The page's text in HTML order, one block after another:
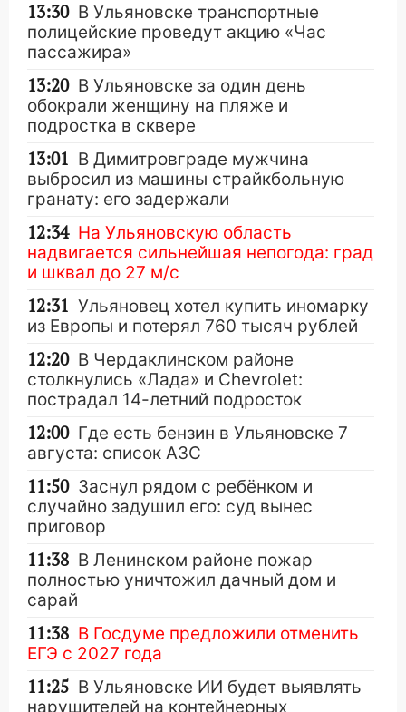
13:30 В Ульяновске транспортные
полицейские проведут акцию «Час
пассажира»
13:20 В Ульяновске за один день
обокрали женщину на пляже и
подростка в сквере
13:01 В Димитровграде мужчина
выбросил из машины страйкбольную
гранату: его задержали
12:34 На Ульяновскую область
надвигается сильнейшая непогода: град
и шквал до 27 м/с
12:31 Ульяновец хотел купить иномарку
из Европы и потерял 760 тысяч рублей
12:20 В Чердаклинском районе
столкнулись «Лада» и Chevrolet:
пострадал 14-летний подросток
12:00 Где есть бензин в Ульяновске 7
августа: список АЗС
11:50 Заснул рядом с ребёнком и
случайно задушил его: суд вынес
приговор
11:38 В Ленинском районе пожар
полностью уничтожил дачный дом и
сарай
11:38 В Госдуме предложили отменить
ЕГЭ с 2027 года
11:25 В Ульяновске ИИ будет выявлять
нарушителей на контейнерных